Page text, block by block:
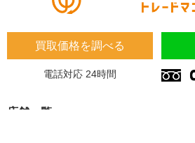
買取価格を調べる
電話対応 24時間
店舗一覧